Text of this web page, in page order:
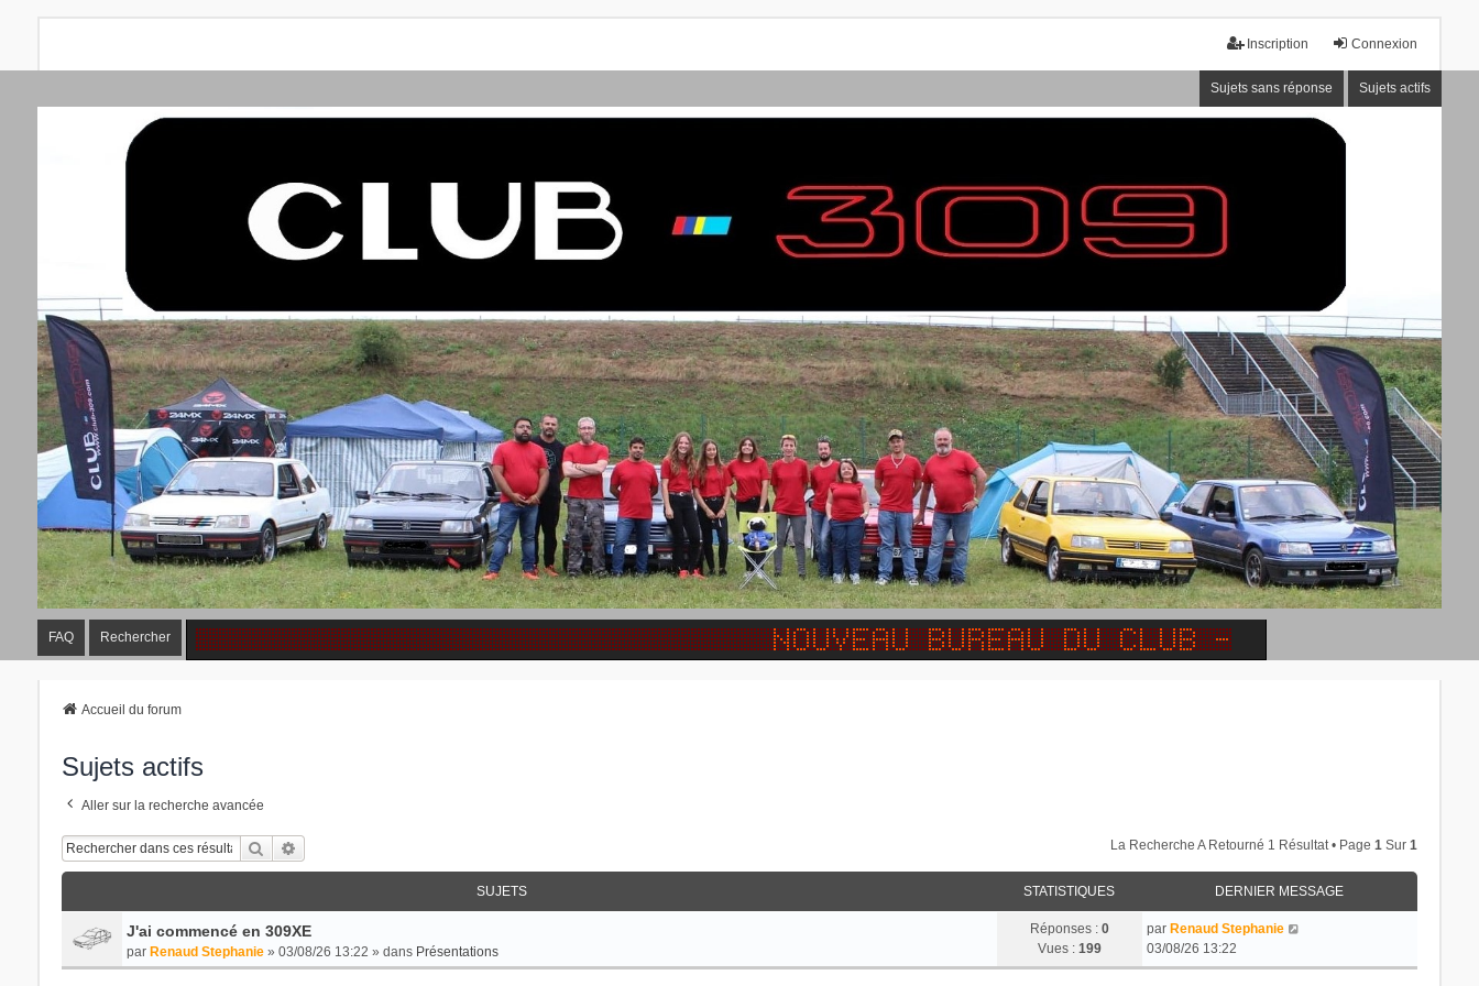
Connexion
Inscription
Sujets sans réponse Sujets actifs
FAQ Rechercher
Accueil du forum
Sujets actifs
Aller sur la recherche avancée
Rechercher La Recherche A Retourné 1 Résultat • Page1 Sur1
SUJETS STATISTIQUES DERNIER MESSAGE
J'ai commencé en 309XE
par Renaud Stephanie» 03/08/26 13:22 » dans Présentations
Réponses : 0
Vues : 199
par Renaud Stephanie
03/08/26 13:22